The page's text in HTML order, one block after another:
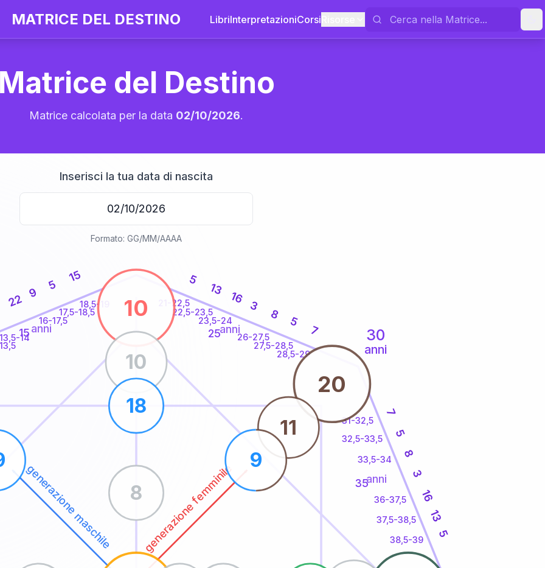
MATRICE DEL DESTINO LibriInterpretazioniCorsi
Matrice del Destino
Matrice calcolata per la data 02/10/2026.
Inserisci la tua data di nascita
Formato: GG/MM/AAAA
generazione maschile generazione femminile
20
30
anni
13,5-14
16-17,5
17,5-18,5
18,5-19 21-22,5
22,5-23,5
23,5-24
26-27,5
27,5-28,5
28,5-29
31-32,5
32,5-33,5
33,5-34
36-37,5
37,5-38,5
38,5-39
22 9
5
15 5
13
16 3
8
5
7
7
5
8
3
16
13
5
10
20
10
18
8
11
9
15anni 25anni
35anni